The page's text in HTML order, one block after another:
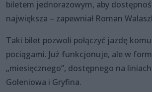
biletem jednorazowym, aby
największa – zapewniał Roman
Taki bilet pozwoli połączyć jazdę
pociągami. Już funkcjonuje, ale w
„miesięcznego”, dostępnego na
Goleniowa i Gryfina.